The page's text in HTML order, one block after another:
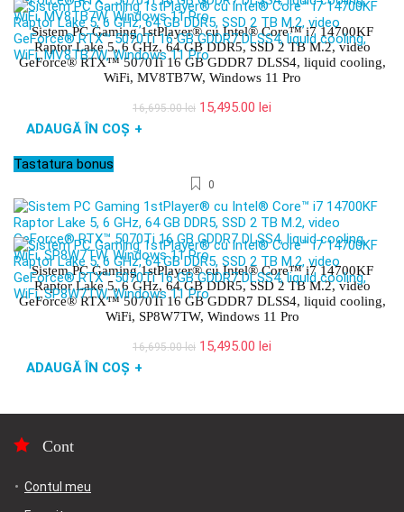
Sistem PC Gaming 1stPlayer® cu Intel® Core™ i7 14700KF
Raptor Lake 5, 6 GHz, 64 GB DDR5, SSD 2 TB M.2, video
GeForce® RTX™ 5070Ti 16 GB GDDR7 DLSS4, liquid cooling,
WiFi, MV8TB7W, Windows 11 Pro
16,695.00lei Prețul
15,495.00 lei
ADAUGĂ ÎN COȘ +
Tastatura bonus
0
Sistem PC Gaming 1stPlayer® cu Intel® Core™ i7 14700KF
Raptor Lake 5, 6 GHz, 64 GB DDR5, SSD 2 TB M.2, video
GeForce® RTX™ 5070Ti 16 GB GDDR7 DLSS4, liquid cooling,
WiFi, SP8W7TW, Windows 11 Pro
16,695.00lei Prețul
16,695.00 lei.
15,495.00 lei
ADAUGĂ ÎN COȘ +
Cont
Contul meu